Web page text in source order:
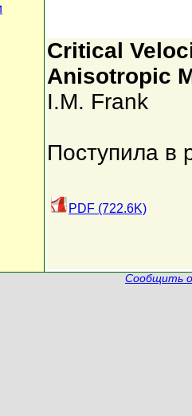
Critical
Anisotropic
I.M. Frank
Поступила в
PDF (722.6K)
Сообщить о